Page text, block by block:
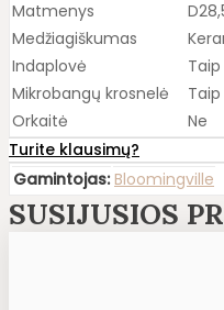
Matmenys
Medžiagiškumas
Indaplovė
Taip
Mikrobangų krosnelė
Taip
Orkaitė
Ne
Turite klausimų?
Gamintojas: Bloomingville
SUSIJUSIOS